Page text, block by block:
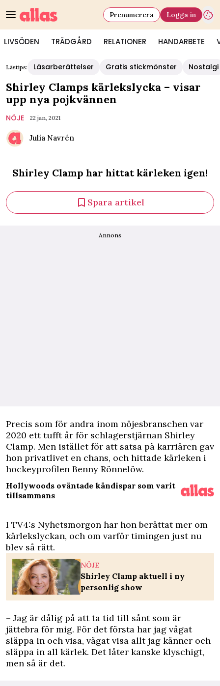
LIVSÖDEN TRÄDGÅRD RELATIONER HANDARBETE
Prenumerera Logga in
Lästips: Läsarberättelser Gratis stickmönster Nostalgi
Shirley Clamps kärlekslycka – visar
upp nya pojkvännen
NÖJE 22 jan, 2021
Julia Navrén
Shirley Clamp har hittat kärleken igen!
Spara artikel
Annons
Precis som för andra inom nöjesbranschen var
2020 ett tufft år för schlagerstjärnan Shirley
Clamp. Men istället för att satsa på karriären gav
hon privatlivet en chans, och hittade kärleken i
hockeyprofilen Benny Rönnelöw.
Hollywoods oväntade kändispar som varit
tillsammans
I TV4:s Nyhetsmorgon har hon berättat mer om
kärlekslyckan, och om varför timingen just nu
blev så rätt.
NÖJE
Shirley Clamp aktuell i ny
personlig show
– Jag är dålig på att ta tid till sånt som är
jättebra för mig. För det första har jag vågat
släppa in och visa, vågat visa allt jag känner och
släppa in all kärlek. Det låter kanske klyschigt,
men så är det.